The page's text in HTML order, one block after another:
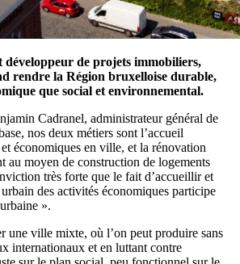
de projets immobiliers,
rendre la Région bruxelloise durable,
que social et environnemental.
Cadranel, administrateur général de
nos deux métiers sont l’accueil
économiques en ville, et la rénovation
au moyen de construction de logements
très forte que le fait d’accueillir et
des activités économiques participe
».
une ville mixte, où l’on peut produire sans
internationaux et en luttant contre